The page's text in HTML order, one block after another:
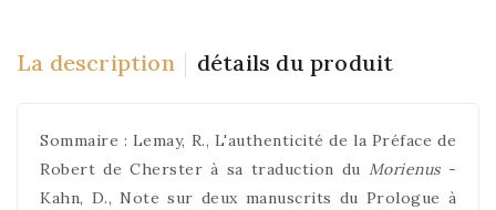
La description détails du produit
Sommaire : Lemay, R., L'authenticité de la Préface de
Robert de Cherster à sa traduction du Morienus-
Kahn, D., Note sur deux manuscrits du Prologue à